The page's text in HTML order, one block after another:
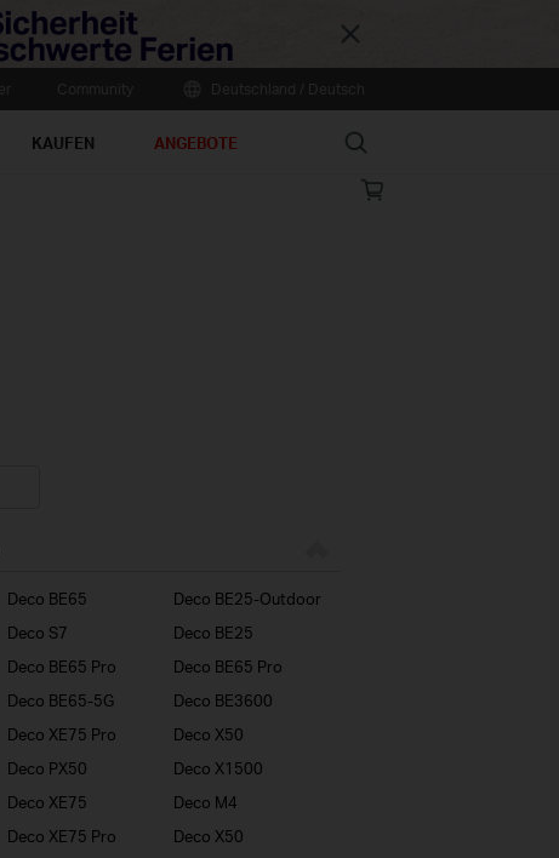
Close
KAUFEN ANGEBOTE Search
Online
Deco BE65
Deco BE25-Outdoor
Deco S7
Deco BE25
Deco BE65 Pro
Deco BE65 Pro
Deco BE65-5G
Deco BE3600
Deco XE75 Pro
Deco X50
Deco PX50
Deco X1500
Deco XE75
Deco M4
Deco XE75 Pro
Deco X50